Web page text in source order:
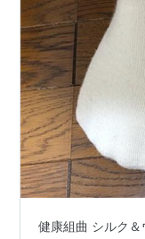
健康組曲 シルク